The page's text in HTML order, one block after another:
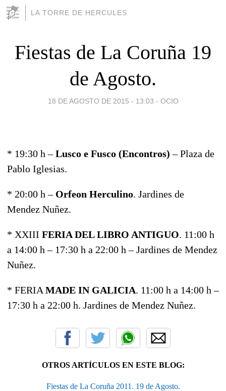
LA TORRE DE HERCULES
Fiestas de La Coruña 19
de Agosto.
18 DE AGOSTO DE 2015 - 13:03 - OCIO
* 19:30 h –Lusco e Fusco (Encontros) – Plaza de
Pablo Iglesias.
* 20:00 h – Orfeon Herculino. Jardines de
Mendez Nuñez.
* XXIII FERIA DEL LIBRO ANTIGUO. 11:00 h
a 14:00 h – 17:30 h a 22:00 h – Jardines de Mendez
Nuñez.
* FERIA MADE IN GALICIA. 11:00 h a 14:00 h –
17:30 h a 22:00 h. Jardines de Mendez Nuñez.
OTROS ARTÍCULOS EN ESTE BLOG:
Fiestas de La Coruña 2011. 19 de Agosto.